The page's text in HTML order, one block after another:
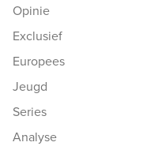
Opinie
Exclusief
Europees
Jeugd
Series
Analyse